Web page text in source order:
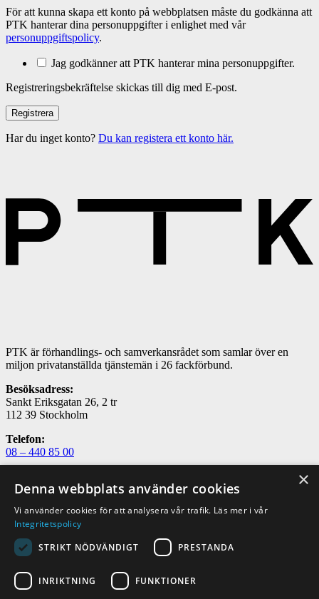
För att kunna skapa ett konto på webbplatsen måste du godkänna att
PTK hanterar dina personuppgifter i enlighet med vår
personuppgiftspolicy.
Jag godkänner att PTK hanterar mina personuppgifter.
Registreringsbekräftelse skickas till dig med E-post.
Har du inget konto? Du kan registera ett konto här.
PTK är förhandlings- och samverkansrådet som samlar över en
miljon privatanställda tjänstemän i 26 fackförbund.
Besöksadress:
Sankt Eriksgatan 26, 2 tr
112 39 Stockholm
Telefon:
08 – 440 85 00
utbildning@ptk.se
Om PTK
Kontakta oss
FAQ – vanliga frågor och svar
PTK på LinkedIn
×
Denna webbplats använder cookies
Vi använder cookies för att analysera vår trafik. Läs mer i vår
Integritetspolicy
STRIKT NÖDVÄNDIGT
PRESTANDA
INRIKTNING FUNKTIONER